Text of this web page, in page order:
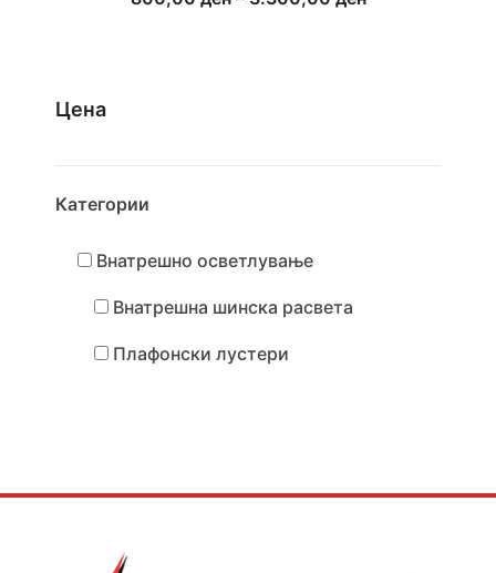
Цена
Категории
Внатрешно осветлување
Внатрешна шинска расвета
Плафонски лустери